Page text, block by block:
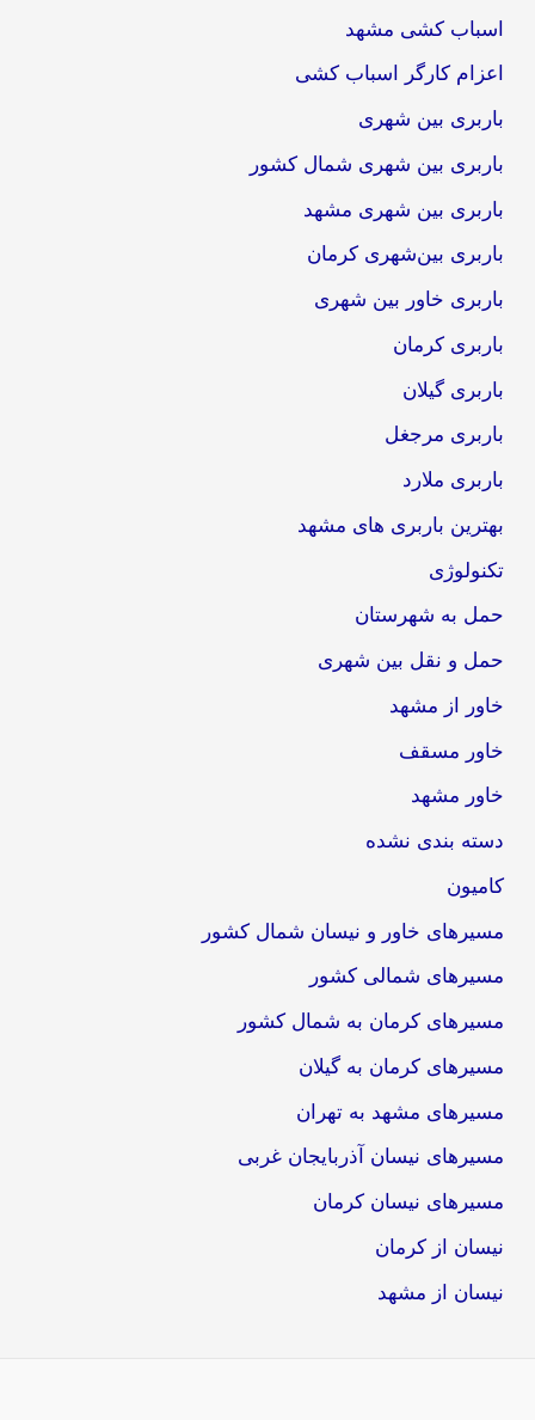
اسباب کشی مشهد
اعزام کارگر اسباب کشی
باربری بین شهری
باربری بین شهری شمال کشور
باربری بین شهری مشهد
باربری بین‌شهری کرمان
باربری خاور بین شهری
باربری کرمان
باربری گیلان
باربری مرجغل
باربری ملارد
بهترین باربری های مشهد
تکنولوژی
حمل به شهرستان
حمل و نقل بین شهری
خاور از مشهد
خاور مسقف
خاور مشهد
دسته بندی نشده
کامیون
مسیرهای خاور و نیسان شمال کشور
مسیرهای شمالی کشور
مسیرهای کرمان به شمال کشور
مسیرهای کرمان به گیلان
مسیرهای مشهد به تهران
مسیرهای نیسان آذربایجان غربی
مسیرهای نیسان کرمان
نیسان از کرمان
نیسان از مشهد